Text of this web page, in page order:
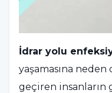
İdrar yolu
yaşamasına
geçiren insanların